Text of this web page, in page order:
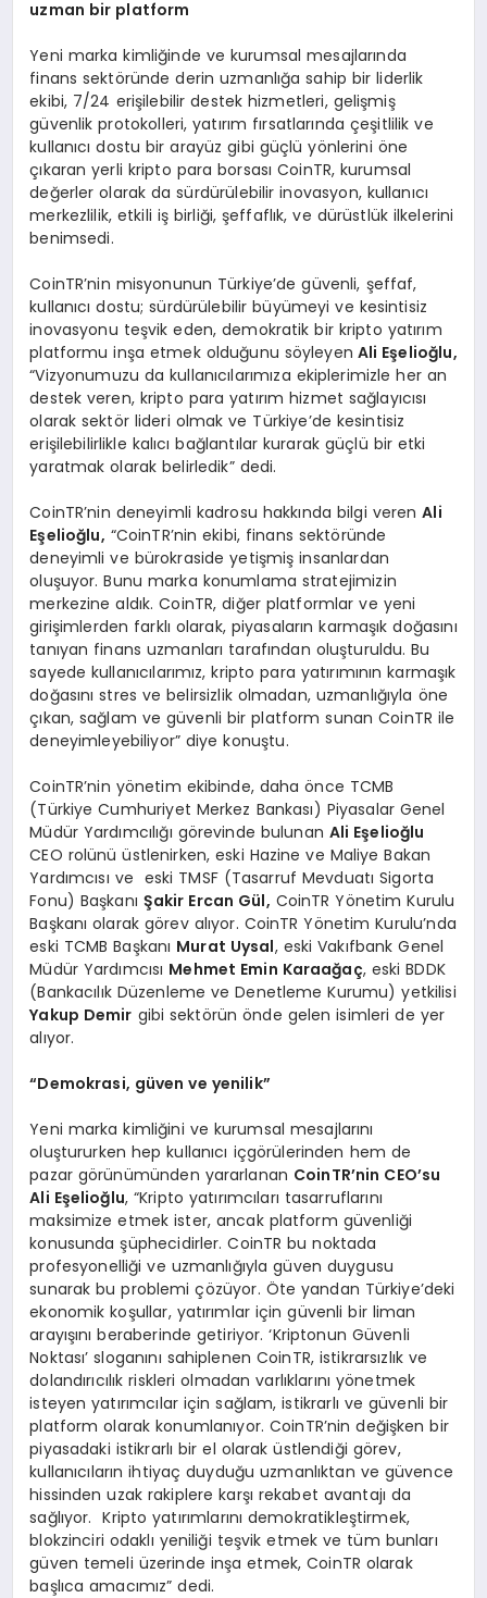
uzman bir platform
Yeni marka kimliğinde ve kurumsal mesajlarında
finans sektöründe derin uzmanlığa sahip bir liderlik
ekibi, 7/24 erişilebilir destek hizmetleri, gelişmiş
güvenlik protokolleri, yatırım fırsatlarında çeşitlilik ve
kullanıcı dostu bir arayüz gibi güçlü yönlerini öne
çıkaran yerli kripto para borsası CoinTR, kurumsal
değerler olarak da sürdürülebilir inovasyon, kullanıcı
merkezlilik, etkili iş birliği, şeffaflık, ve dürüstlük ilkelerini
benimsedi.
CoinTR’nin misyonunun Türkiye’de güvenli, şeffaf,
kullanıcı dostu; sürdürülebilir büyümeyi ve kesintisiz
inovasyonu teşvik eden, demokratik bir kripto yatırım
platformu inşa etmek olduğunu söyleyen Ali Eşelioğlu,
“Vizyonumuzu da kullanıcılarımıza ekiplerimizle her an
destek veren, kripto para yatırım hizmet sağlayıcısı
olarak sektör lideri olmak ve Türkiye’de kesintisiz
erişilebilirlikle kalıcı bağlantılar kurarak güçlü bir etki
yaratmak olarak belirledik” dedi.
CoinTR’nin deneyimli kadrosu hakkında bilgi verenAli
Eşelioğlu, “CoinTR’nin ekibi, finans sektöründe
deneyimli ve bürokraside yetişmiş insanlardan
oluşuyor. Bunu marka konumlama stratejimizin
merkezine aldık. CoinTR, diğer platformlar ve yeni
girişimlerden farklı olarak, piyasaların karmaşık doğasını
tanıyan finans uzmanları tarafından oluşturuldu. Bu
sayede kullanıcılarımız, kripto para yatırımının karmaşık
doğasını stres ve belirsizlik olmadan, uzmanlığıyla öne
çıkan, sağlam ve güvenli bir platform sunan CoinTR ile
deneyimleyebiliyor” diye konuştu.
CoinTR’nin yönetim ekibinde, daha önce TCMB
(Türkiye Cumhuriyet Merkez Bankası) Piyasalar Genel
Müdür Yardımcılığı görevinde bulunan Ali Eşelioğlu
CEO rolünü üstlenirken, eski Hazine ve Maliye Bakan
Yardımcısı ve eski TMSF (Tasarruf Mevduatı Sigorta
Fonu) Başkanı Şakir Ercan Gül, CoinTR Yönetim Kurulu
Başkanı olarak görev alıyor. CoinTR Yönetim Kurulu’nda
eski TCMB Başkanı Murat Uysal, eski Vakıfbank Genel
Müdür Yardımcısı Mehmet Emin Karaağaç, eski BDDK
(Bankacılık Düzenleme ve Denetleme Kurumu) yetkilisi
Yakup Demir gibi sektörün önde gelen isimleri de yer
alıyor.
“Demokrasi, güven ve yenilik”
Yeni marka kimliğini ve kurumsal mesajlarını
oluştururken hep kullanıcı içgörülerinden hem de
pazar görünümünden yararlanan CoinTR’nin CEO’su
Ali Eşelioğlu, “Kripto yatırımcıları tasarruflarını
maksimize etmek ister, ancak platform güvenliği
konusunda şüphecidirler. CoinTR bu noktada
profesyonelliği ve uzmanlığıyla güven duygusu
sunarak bu problemi çözüyor. Öte yandan Türkiye’deki
ekonomik koşullar, yatırımlar için güvenli bir liman
arayışını beraberinde getiriyor. ‘Kriptonun Güvenli
Noktası’ sloganını sahiplenen CoinTR, istikrarsızlık ve
dolandırıcılık riskleri olmadan varlıklarını yönetmek
isteyen yatırımcılar için sağlam, istikrarlı ve güvenli bir
platform olarak konumlanıyor. CoinTR’nin değişken bir
piyasadaki istikrarlı bir el olarak üstlendiği görev,
kullanıcıların ihtiyaç duyduğu uzmanlıktan ve güvence
hissinden uzak rakiplere karşı rekabet avantajı da
sağlıyor. Kripto yatırımlarını demokratikleştirmek,
blokzinciri odaklı yeniliği teşvik etmek ve tüm bunları
güven temeli üzerinde inşa etmek, CoinTR olarak
başlıca amacımız” dedi.